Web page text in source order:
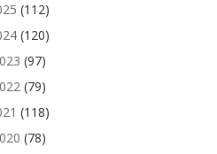
(112)
(120)
(97)
(79)
(118)
(78)